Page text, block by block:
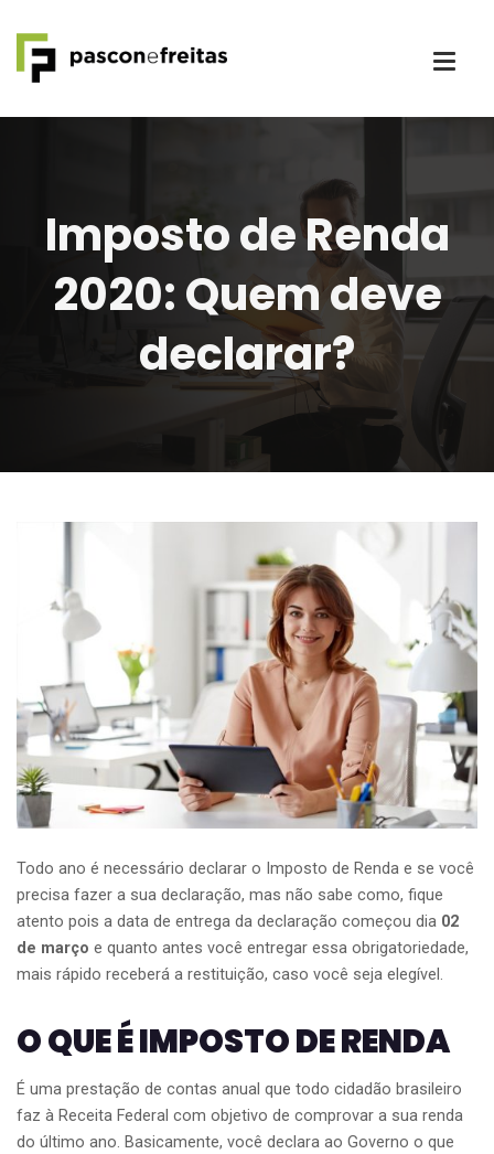
Imposto de Renda
2020: Quem deve
declarar?
Todo ano é necessário declarar o Imposto de Renda e se você
precisa fazer a sua declaração, mas não sabe como, fique
atento pois a data de entrega da declaração começou dia 02
de março e quanto antes você entregar essa obrigatoriedade,
mais rápido receberá a restituição, caso você seja elegível.
O QUE É IMPOSTO DE RENDA
É uma prestação de contas anual que todo cidadão brasileiro
faz à Receita Federal com objetivo de comprovar a sua renda
do último ano. Basicamente, você declara ao Governo o que